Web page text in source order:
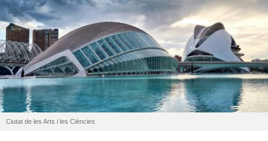
Ciutat de les Arts i les Ciències